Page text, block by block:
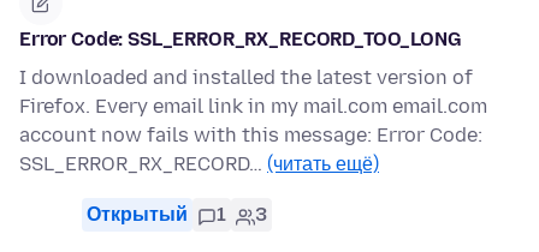
Error Code: SSL_ERROR_RX_RECORD_TOO_LONG
I downloaded and installed the latest version of
Firefox. Every email link in my mail.com email.com
account now fails with this message: Error Code:
SSL_ERROR_RX_RECORD… (читать ещё)
Открытый 1 3